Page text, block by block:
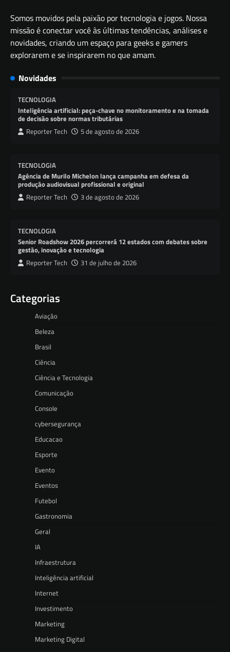
Somos movidos pela paixão por tecnologia e jogos. Nossa
missão é conectar você às últimas tendências, análises e
novidades, criando um espaço para geeks e gamers
explorarem e se inspirarem no que amam.
Novidades
TECNOLOGIA
Inteligência artificial: peça-chave no monitoramento e na tomada
de decisão sobre normas tributárias
Reporter Tech 5 de agosto de 2026
TECNOLOGIA
Agência de Murilo Michelon lança campanha em defesa da
produção audiovisual profissional e original
Reporter Tech 3 de agosto de 2026
TECNOLOGIA
Senior Roadshow 2026 percorrerá 12 estados com debates sobre
gestão, inovação e tecnologia
Reporter Tech 31 de julho de 2026
Categorias
Aviação
Beleza
Brasil
Ciência
Ciência e Tecnologia
Comunicação
Console
cybersegurança
Educacao
Esporte
Evento
Eventos
Futebol
Gastronomia
Geral
IA
Infraestrutura
Inteligência artificial
Internet
Investimento
Marketing
Marketing Digital